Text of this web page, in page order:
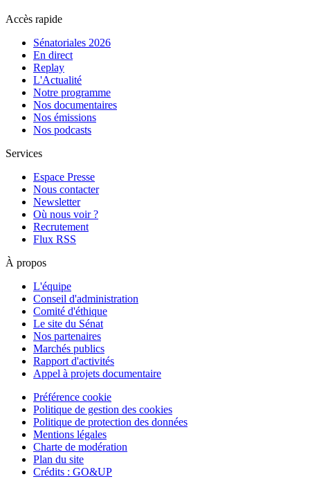
Accès rapide
Sénatoriales 2026
En direct
Replay
L'Actualité
Notre programme
Nos documentaires
Nos émissions
Nos podcasts
Services
Espace Presse
Nous contacter
Newsletter
Où nous voir ?
Recrutement
Flux RSS
À propos
L'équipe
Conseil d'administration
Comité d'éthique
Le site du Sénat
Nos partenaires
Marchés publics
Rapport d'activités
Appel à projets documentaire
Préférence cookie
Politique de gestion des cookies
Politique de protection des données
Mentions légales
Charte de modération
Plan du site
Crédits : GO&UP